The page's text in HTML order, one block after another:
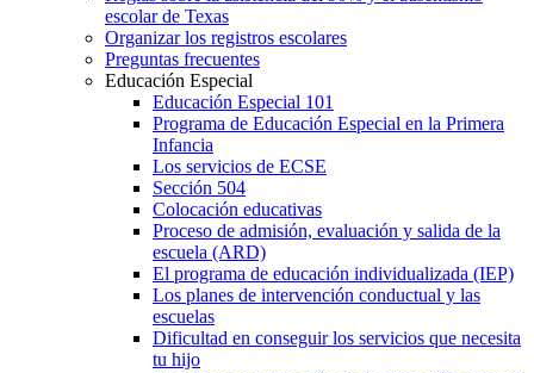
escolar de Texas
Organizar los registros escolares
Preguntas frecuentes
Educación Especial
Educación Especial 101
Programa de Educación Especial en la Primera
Infancia
Los servicios de ECSE
Sección 504
Colocación educativas
Proceso de admisión, evaluación y salida de la
escuela (ARD)
El programa de educación individualizada (IEP)
Los planes de intervención conductual y las
escuelas
Dificultad en conseguir los servicios que necesita
tu hijo